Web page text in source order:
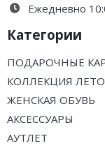
Ежедневно
Категории
ПОДАРОЧНЫЕ
КОЛЛЕКЦИЯ ЛЕТО
ЖЕНСКАЯ ОБУВЬ
АКСЕССУАРЫ
АУТЛЕТ